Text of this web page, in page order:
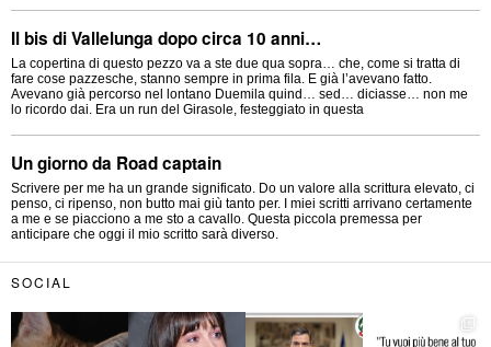
Il bis di Vallelunga dopo circa 10 anni…
La copertina di questo pezzo va a ste due qua sopra… che, come si tratta di
fare cose pazzesche, stanno sempre in prima fila. E già l’avevano fatto.
Avevano già percorso nel lontano Duemila quind… sed… diciasse… non me
lo ricordo dai. Era un run del Girasole, festeggiato in questa
Un giorno da Road captain
Scrivere per me ha un grande significato. Do un valore alla scrittura elevato, ci
penso, ci ripenso, non butto mai giù tanto per. I miei scritti arrivano certamente
a me e se piacciono a me sto a cavallo. Questa piccola premessa per
anticipare che oggi il mio scritto sarà diverso.
SOCIAL